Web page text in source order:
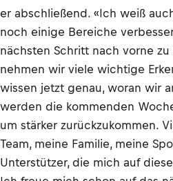
er abschließend. «Ich weiß
noch einige Bereiche
nächsten Schritt nach vorne
nehmen wir viele wichtige
wissen jetzt genau, woran wir
werden die kommenden
um stärker zurückzukommen.
Team, meine Familie, meine
Unterstützer, die mich auf